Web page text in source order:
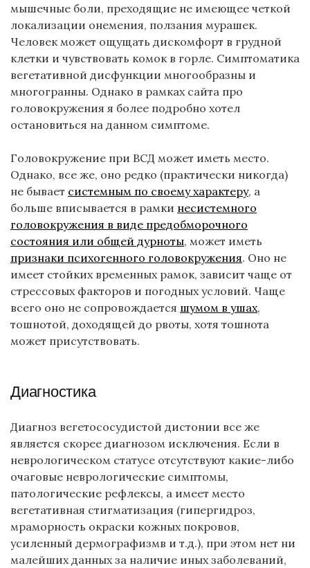
мышечные боли, преходящие не имеющее четкой
локализации онемения, ползания мурашек.
Человек может ощущать дискомфорт в грудной
клетки и чувствовать комок в горле. Симптоматика
вегетативной дисфункции многообразны и
многогранны. Однако в рамках сайта про
головокружения я более подробно хотел
остановиться на данном симптоме.
Головокружение при ВСД может иметь место.
Однако, все же, оно редко (практически никогда)
не бывает системным по своему характеру, а
больше вписывается в рамки несистемного
головокружения в виде предобморочного
состояния или общей дурноты, может иметь
признаки психогенного головокружения. Оно не
имеет стойких временных рамок, зависит чаще от
стрессовых факторов и погодных условий. Чаще
всего оно не сопровождается шумом в ушах,
тошнотой, доходящей до рвоты, хотя тошнота
может присутствовать.
Диагностика
Диагноз вегетососудистой дистонии все же
является скорее диагнозом исключения. Если в
неврологическом статусе отсутствуют какие-либо
очаговые неврологические симптомы,
патологические рефлексы, а имеет место
вегетативная стигматизация (гипергидроз,
мраморность окраски кожных покровов,
усиленный дермографизмв и т.д.), при этом нет ни
малейших данных за наличие иных заболеваний,